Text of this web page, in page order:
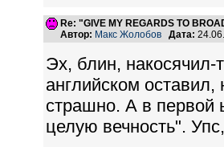
Re: "GIVE MY REGARDS TO
Автор: Макс Жолобов Дата:
Эх, блин, накосячил-
английском
страшно. А в первой
целую вечность".